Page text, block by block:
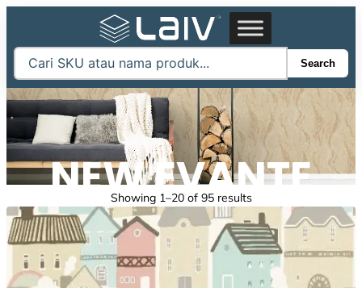
content
Search
NEW EVANTE
Showing 1–20 of 95 resultsSorted
by
latest